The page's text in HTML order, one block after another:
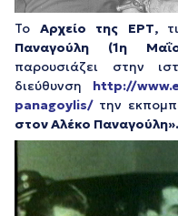
Το Αρχείο της ΕΡΤ,
Παναγούλη (1η
παρουσιάζει στην
διεύθυνση http://
panagoylis/ την
στον Αλέκο Παναγούλη».